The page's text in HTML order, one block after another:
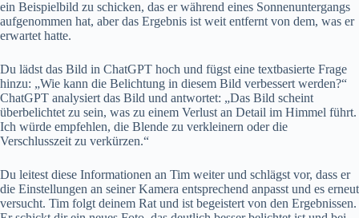
ein Beispielbild zu schicken, das er während eines Sonnenuntergangs
aufgenommen hat, aber das Ergebnis ist weit entfernt von dem, was er
erwartet hatte.
Du lädst das Bild in ChatGPT hoch und fügst eine textbasierte Frage
hinzu: „Wie kann die Belichtung in diesem Bild verbessert werden?“
ChatGPT analysiert das Bild und antwortet: „Das Bild scheint
überbelichtet zu sein, was zu einem Verlust an Detail im Himmel führt.
Ich würde empfehlen, die Blende zu verkleinern oder die
Verschlusszeit zu verkürzen.“
Du leitest diese Informationen an Tim weiter und schlägst vor, dass er
die Einstellungen an seiner Kamera entsprechend anpasst und es erneut
versucht. Tim folgt deinem Rat und ist begeistert von den Ergebnissen.